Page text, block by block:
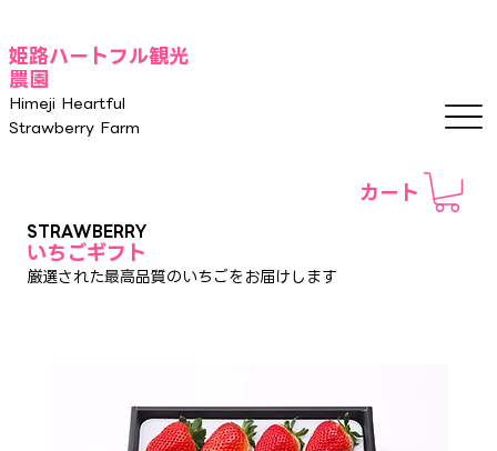
姫路ハートフル観光
農園
Himeji Heartful
Strawberry Farm
STRAWBERRY
いちごギフト
​厳選された最高品質のいちごをお届けします
カート